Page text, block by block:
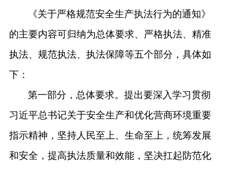
《关于严格规范安全生产执法行为的通知》
的主要内容可归纳为总体要求、严格执法、精准
执法、规范执法、执法保障等五个部分，具体如
下：
第一部分，总体要求。提出要深入学习贯彻
习近平总书记关于安全生产和优化营商环境重要
指示精神，坚持人民至上、生命至上，统筹发展
和安全，提高执法质量和效能，坚决扛起防范化